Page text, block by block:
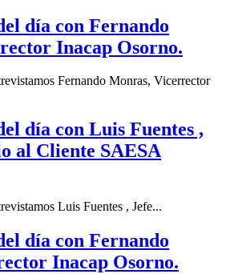
día con Fernando
Inacap Osorno.
Fernando Monras, Vicerrector
día con Luis Fuentes ,
al Cliente SAESA
Luis Fuentes , Jefe...
día con Fernando
Inacap Osorno.